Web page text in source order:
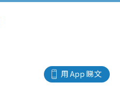
用 App 睇文